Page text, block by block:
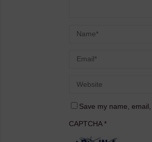
Save my name,
CAPTCHA*